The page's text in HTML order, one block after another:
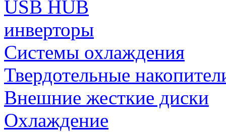
USB HUB
инверторы
Системы охлаждения
Твердотельные
Внешние жесткие диски
Охлаждение